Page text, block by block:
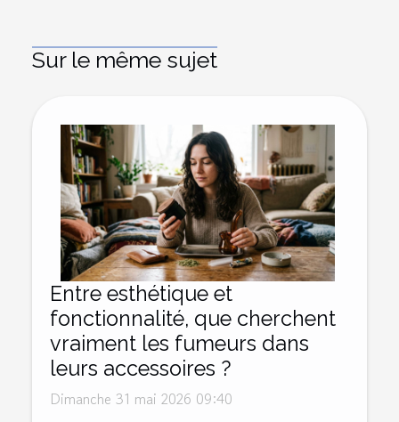
Sur le même sujet
Entre esthétique et
fonctionnalité, que cherchent
vraiment les fumeurs dans
leurs accessoires ?
Dimanche 31 mai 2026 09:40